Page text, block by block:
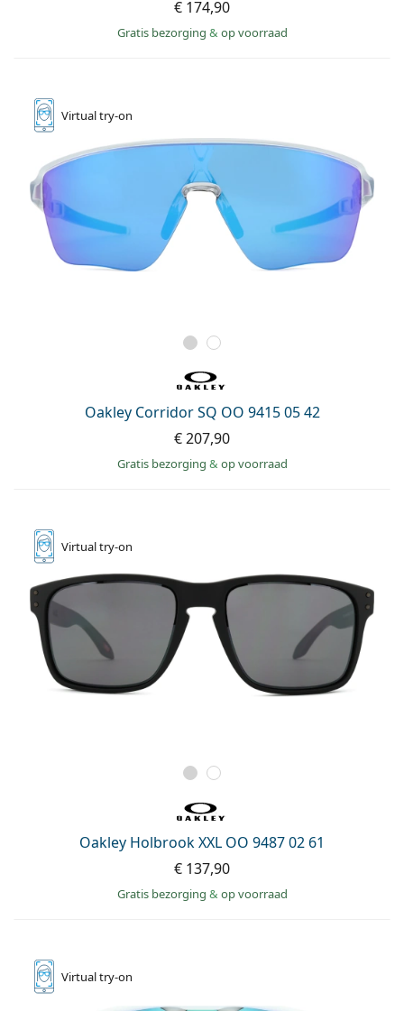
€ 174,90
Gratis bezorging & op voorraad
Virtualtry-on
Oakley Corridor SQ OO 9415 05 42
€ 207,90
Gratis bezorging & op voorraad
Virtualtry-on
Oakley Holbrook XXL OO 9487 02 61
€ 137,90
Gratis bezorging & op voorraad
Virtualtry-on